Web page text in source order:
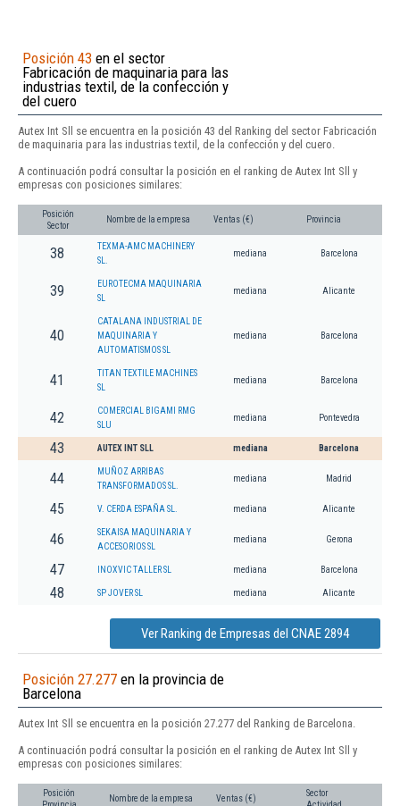
Posición 43 en el sector
Fabricación de maquinaria para las
industrias textil, de la confección y
del cuero
Autex Int Sll se encuentra en la posición 43 del Ranking del sector Fabricación
de maquinaria para las industrias textil, de la confección y del cuero.
A continuación podrá consultar la posición en el ranking de Autex Int Sll y
empresas con posiciones similares:
Posición
Sector
Nombre de la empresa Ventas (€) Provincia
38
TEXMA-AMC MACHINERY
SL.
mediana Barcelona
39
EUROTECMA MAQUINARIA
SL
mediana Alicante
40
CATALANA INDUSTRIAL DE
MAQUINARIA Y
AUTOMATISMOS SL
mediana Barcelona
41
TITAN TEXTILE MACHINES
SL
mediana Barcelona
42
COMERCIAL BIGAMI RMG
SLU
mediana Pontevedra
43 AUTEX INT SLL mediana Barcelona
44
MUÑOZ ARRIBAS
TRANSFORMADOS SL.
mediana Madrid
45 V. CERDA ESPAÑA SL. mediana Alicante
46
SEKAISA MAQUINARIA Y
ACCESORIOS SL
mediana Gerona
47 INOXVIC TALLER SL mediana Barcelona
48 SP JOVER SL mediana Alicante
Ver Ranking de Empresas del CNAE 2894
Posición 27.277 en la provincia de
Barcelona
Autex Int Sll se encuentra en la posición 27.277 del Ranking de Barcelona.
A continuación podrá consultar la posición en el ranking de Autex Int Sll y
empresas con posiciones similares:
Posición
Nombre de la empresa Ventas (€)
Sector